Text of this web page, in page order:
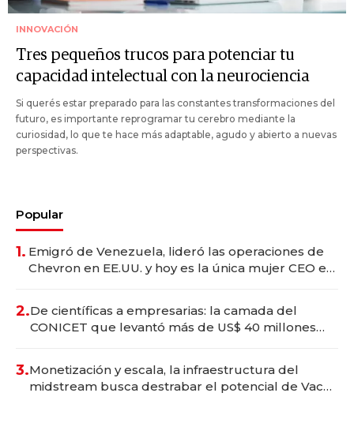
INNOVACIÓN
Tres pequeños trucos para potenciar tu
capacidad intelectual con la neurociencia
Si querés estar preparado para las constantes transformaciones del
futuro, es importante reprogramar tu cerebro mediante la
curiosidad, lo que te hace más adaptable, agudo y abierto a nuevas
perspectivas.
Popular
1. Emigró de Venezuela, lideró las operaciones de
Chevron en EE.UU. y hoy es la única mujer CEO en
2.De científicas a empresarias: la camada del
CONICET que levantó más de US$ 40 millones
3.Monetización y escala, la infraestructura del
midstream busca destrabar el potencial de Vaca